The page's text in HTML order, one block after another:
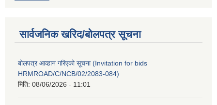
सार्वजनिक खरिद/बोलपत्र सूचना
बोलपत्र आव्हान गरिएको सूचना (Invitation for bids
HRMROAD/C/NCB/02/2083-084)
मिति: 08/06/2026 - 11:01